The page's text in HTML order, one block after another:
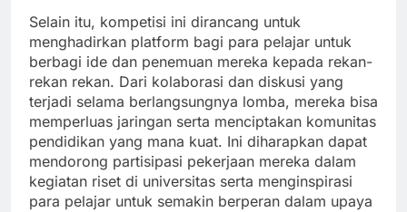
Selain itu, kompetisi ini dirancang untuk
menghadirkan platform bagi para pelajar untuk
berbagi ide dan penemuan mereka kepada rekan-
rekan rekan. Dari kolaborasi dan diskusi yang
terjadi selama berlangsungnya lomba, mereka bisa
memperluas jaringan serta menciptakan komunitas
pendidikan yang mana kuat. Ini diharapkan dapat
mendorong partisipasi pekerjaan mereka dalam
kegiatan riset di universitas serta menginspirasi
para pelajar untuk semakin berperan dalam upaya